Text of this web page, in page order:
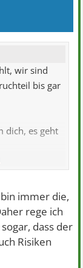
wir sind
bis gar
dich, es geht
immer die,
rege ich
dass der
Risiken